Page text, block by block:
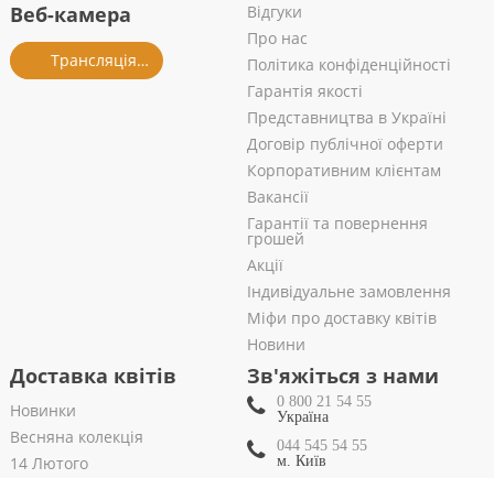
Веб-камера
Трансляція із салону
Відгуки
Про нас
Політика конфіденційності
Гарантія якості
Представництва в Україні
Договір публічної оферти
Корпоративним клієнтам
Вакансії
Гарантії та повернення
грошей
Акції
Індивідуальне замовлення
Міфи про доставку квітів
Новини
Доставка квітів
Новинки
Весняна колекція
14 Лютого
Зв'яжіться з нами
0 800 21 54 55
Україна
044 545 54 55
м. Київ